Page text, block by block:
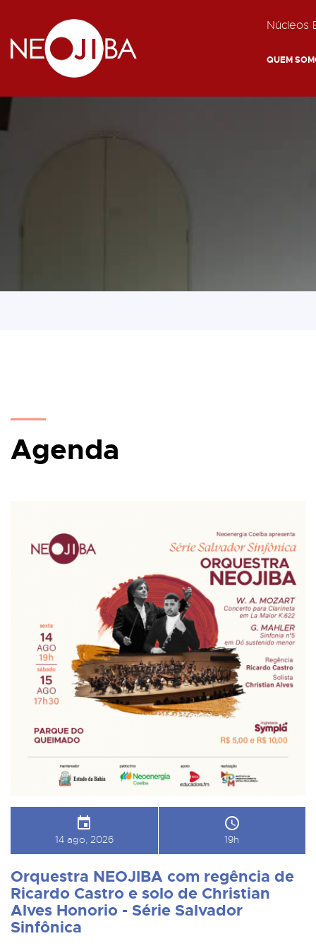
Núcleos
QUEM
Agenda
14 ago, 2026 19h
Orquestra NEOJIBA com regência de
Ricardo Castro e solo de Christian
Alves Honorio - Série Salvador
Sinfônica